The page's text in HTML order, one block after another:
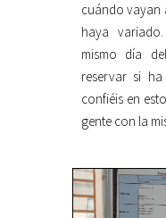
cuándo vayan
haya
mismo día
reservar si
confiéis en
gente con la